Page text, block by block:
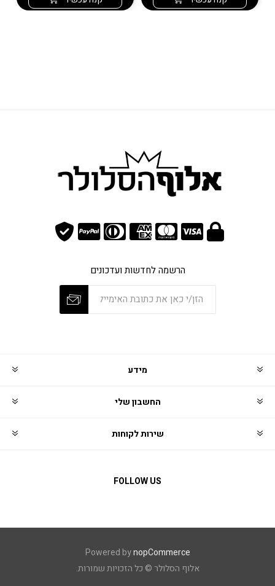
הרשמה לחדשות ועדכונים
מידע
החשבון שלי
שירות לקוחות
FOLLOW US
Powered bynopCommerce
אלוף הסלולר © כל הזכויות שמורות.